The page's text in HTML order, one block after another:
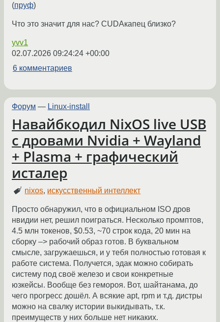
(пруф)
Что это значит для нас? CUDAкапец близко?
yvv1
02.07.2026 09:24:24 +00:00
6 комментариев
Форум — Linux-install
Навайбкодил NixOS live USB
с дровами Nvidia + Wayland
+ Plasma + графический
исталер
nixos, искусственный интеллект
Просто обнаружил, что в официальном ISO дров
нвидии нет, решил поиграться. Несколько промптов,
4.5 млн токенов, $0.53, ~70 строк кода, 20 мин на
сборку –> рабочий образ готов. В буквальном
смысле, загружаешься, и у тебя полностью готовая к
работе система. Получется, эдак можно собирать
систему под своё железо и свои конкретные
юзкейсы. Вообще без гемороя. Вот, шайтанама, до
чего прогресс дошёл. А всякие apt, rpm и т.д. дистры
можно на свалку истории выкидывать, т.к.
преимуществ у них больше нет никаких.